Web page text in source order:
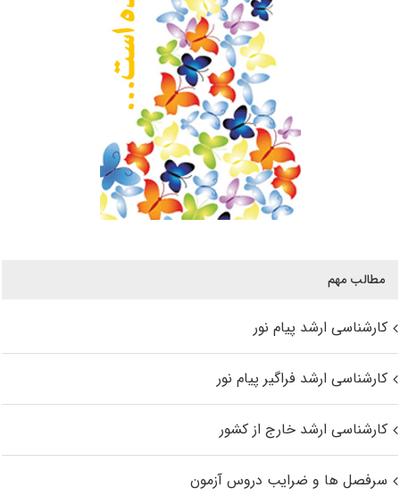
مطالب مهم
کارشناسی ارشد پیام نور
کارشناسی ارشد فراگیر پیام نور
کارشناسی ارشد خارج از کشور
سرفصل ها و ضرایب دروس آزمون